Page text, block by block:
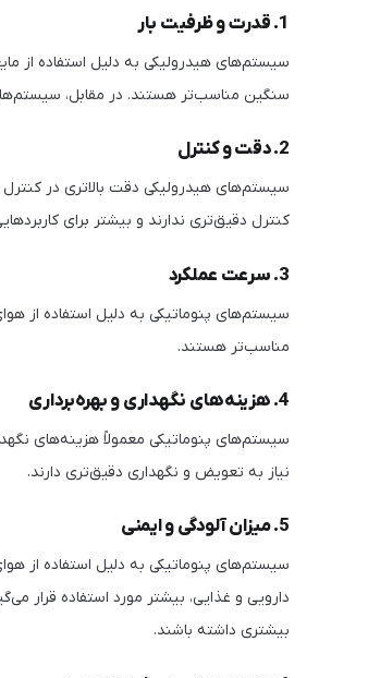
1. قدرت و ظرفیت بار
سیستم‌های هیدرولیکی به دلیل استفاده از
سنگین مناسب‌تر هستند. در مقابل،
2. دقت و کنترل
سیستم‌های هیدرولیکی دقت بالاتری در
کنترل دقیق‌تری ندارند و بیشتر برای
3. سرعت عملکرد
سیستم‌های پنوماتیکی به دلیل استفاده از
مناسب‌تر هستند.
4. هزینه‌های نگهداری و بهره‌برداری
سیستم‌های پنوماتیکی معمولاً هزینه‌های
نیاز به تعویض و نگهداری دقیق‌تری دارند.
5. میزان آلودگی و ایمنی
سیستم‌های پنوماتیکی به دلیل استفاده از
دارویی و غذایی، بیشتر مورد استفاده قرار
بیشتری داشته باشند.